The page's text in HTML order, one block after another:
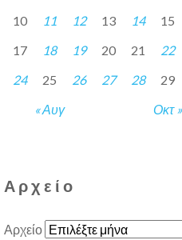
« Αυγ Οκτ »
10
11 12 13 14 15
17
18 19 20 21 22
24
25 26 27 28 29
Αρχείο
Αρχείο